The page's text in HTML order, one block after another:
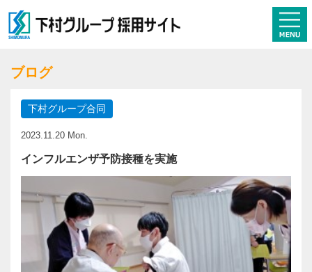
ブログ
下村グループ合同
2023.11.20 Mon.
インフルエンザ予防接種を実施